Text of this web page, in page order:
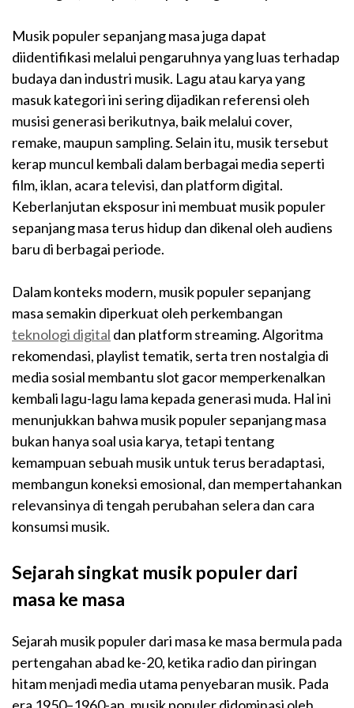
Musik populer sepanjang masa juga dapat
diidentifikasi melalui pengaruhnya yang luas terhadap
budaya dan industri musik. Lagu atau karya yang
masuk kategori ini sering dijadikan referensi oleh
musisi generasi berikutnya, baik melalui cover,
remake, maupun sampling. Selain itu, musik tersebut
kerap muncul kembali dalam berbagai media seperti
film, iklan, acara televisi, dan platform digital.
Keberlanjutan eksposur ini membuat musik populer
sepanjang masa terus hidup dan dikenal oleh audiens
baru di berbagai periode.
Dalam konteks modern, musik populer sepanjang
masa semakin diperkuat oleh perkembangan
teknologi digital dan platform streaming. Algoritma
rekomendasi, playlist tematik, serta tren nostalgia di
media sosial membantu slot gacormemperkenalkan
kembali lagu-lagu lama kepada generasi muda. Hal ini
menunjukkan bahwa musik populer sepanjang masa
bukan hanya soal usia karya, tetapi tentang
kemampuan sebuah musik untuk terus beradaptasi,
membangun koneksi emosional, dan mempertahankan
relevansinya di tengah perubahan selera dan cara
konsumsi musik.
Sejarah singkat musik populer dari
masa ke masa
Sejarah musik populer dari masa ke masa bermula pada
pertengahan abad ke-20, ketika radio dan piringan
hitam menjadi media utama penyebaran musik. Pada